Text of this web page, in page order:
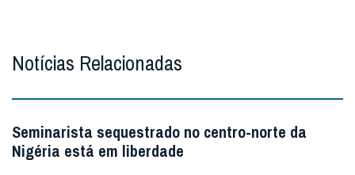
Notícias Relacionadas
Seminarista sequestrado no centro-norte da
Nigéria está em liberdade